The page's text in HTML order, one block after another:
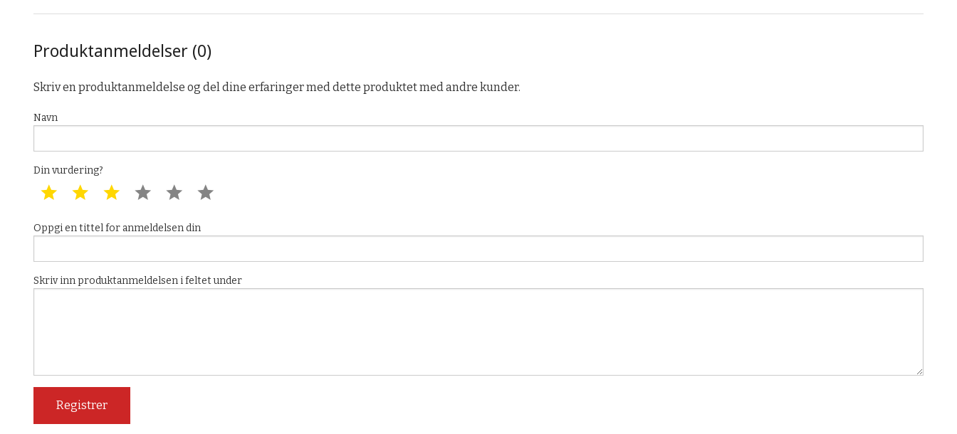
Produktanmeldelser (0)
Skriv en produktanmeldelse og del dine erfaringer med dette produktet med andre kunder.
Navn
Din vurdering?
1 star 2 star 3 star 4 star 5 star
Oppgi en tittel for anmeldelsen din
Skriv inn produktanmeldelsen i feltet under